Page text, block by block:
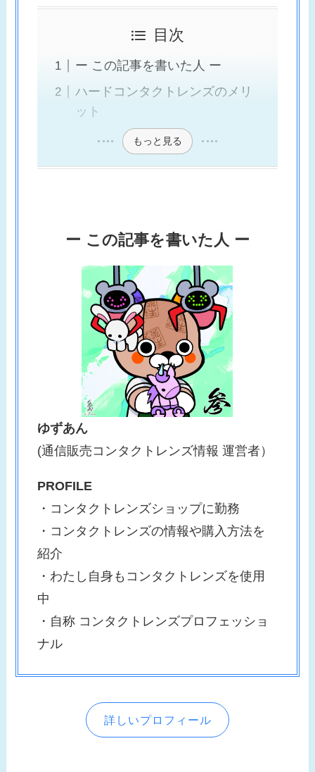
目次
ー この記事を書いた人 ー
ハードコンタクトレンズのメリ
ット
もっと見る
ー この記事を書いた人 ー
ゆずあん
(通信販売コンタクトレンズ情報 運営者）
PROFILE
・コンタクトレンズショップに勤務
・コンタクトレンズの情報や購入方法を
紹介
・わたし自身もコンタクトレンズを使用
中
・自称 コンタクトレンズプロフェッショ
ナル
詳しいプロフィール